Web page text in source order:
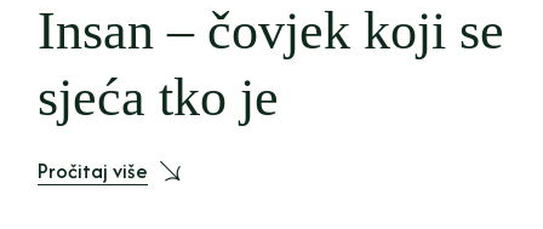
Insan – čovjek koji se
sjeća tko je
Pročitaj više